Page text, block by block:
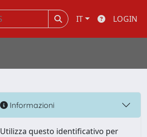
IT LOGIN
Informazioni
Utilizza questo identificativo per